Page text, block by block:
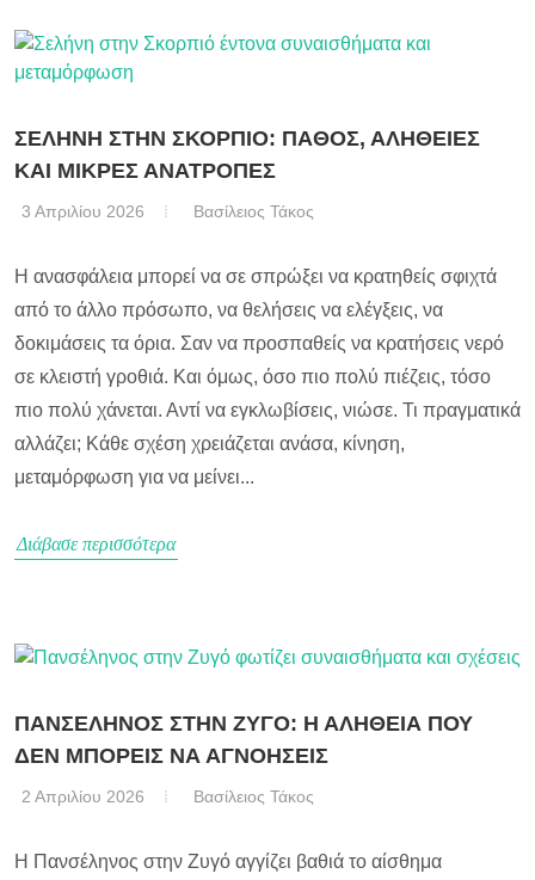
ΣΕΛΗΝΗ ΣΤΗΝ ΣΚΟΡΠΙΟ: ΠΑΘΟΣ, ΑΛΗΘΕΙΕΣ
ΚΑΙ ΜΙΚΡΕΣ ΑΝΑΤΡΟΠΕΣ
3 Απριλίου 2026 Βασίλειος Τάκος
Η ανασφάλεια μπορεί να σε σπρώξει να κρατηθείς σφιχτά
από το άλλο πρόσωπο, να θελήσεις να ελέγξεις, να
δοκιμάσεις τα όρια. Σαν να προσπαθείς να κρατήσεις νερό
σε κλειστή γροθιά. Και όμως, όσο πιο πολύ πιέζεις, τόσο
πιο πολύ χάνεται. Αντί να εγκλωβίσεις, νιώσε. Τι πραγματικά
αλλάζει; Κάθε σχέση χρειάζεται ανάσα, κίνηση,
μεταμόρφωση για να μείνει...
Διάβασε περισσότερα
ΠΑΝΣΕΛΗΝΟΣ ΣΤΗΝ ΖΥΓΟ: Η ΑΛΗΘΕΙΑ ΠΟΥ
ΔΕΝ ΜΠΟΡΕΙΣ ΝΑ ΑΓΝΟΗΣΕΙΣ
2 Απριλίου 2026 Βασίλειος Τάκος
Η Πανσέληνος στην Ζυγό αγγίζει βαθιά το αίσθημα